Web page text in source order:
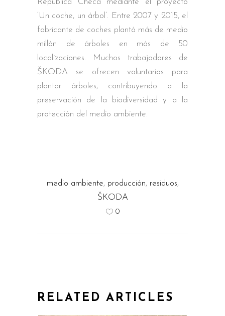
República Checa mediante el proyecto
‘Un coche, un árbol’. Entre 2007 y 2015, el
fabricante de coches plantó más de medio
millón de árboles en más de 50
localizaciones. Muchos trabajadores de
ŠKODA se ofrecen voluntarios para
plantar árboles, contribuyendo a la
preservación de la biodiversidad y a la
protección del medio ambiente.
medio ambiente, producción, residuos,
ŠKODA
0
RELATED ARTICLES